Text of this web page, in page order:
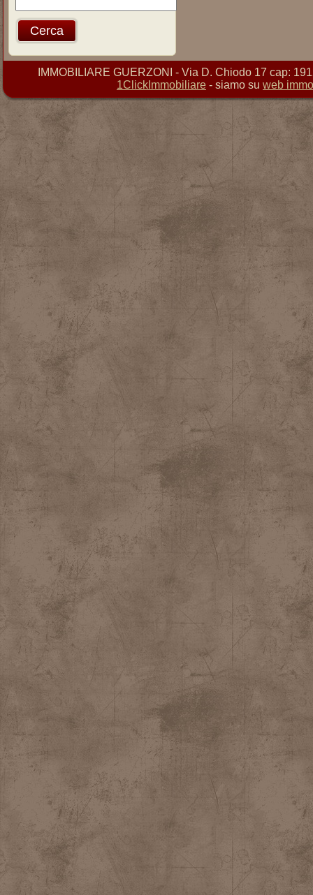
IMMOBILIARE GUERZONI - Via D. Chiodo 17 cap:
1ClickImmobiliare - siamo su web